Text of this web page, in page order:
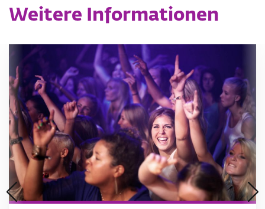
Weitere Informationen